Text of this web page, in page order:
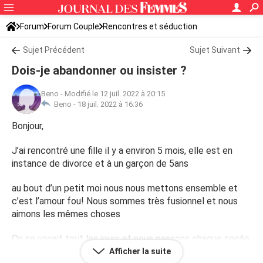
Forum Forum Couple Rencontres et séduction
Sujet Précédent Sujet Suivant
Dois-je abandonner ou insister ?
Beno - Modifié le 12 juil. 2022 à 20:15
Beno - 18 juil. 2022 à 16:36
Bonjour,
J’ai rencontré une fille il y a environ 5 mois, elle est en
instance de divorce et à un garçon de 5ans
au bout d’un petit moi nous nous mettons ensemble et
c’est l’amour fou! Nous sommes très fusionnel et nous
aimons les mêmes choses
On se voyait tout les jours et nous passons chaque soirée
Afficher la suite